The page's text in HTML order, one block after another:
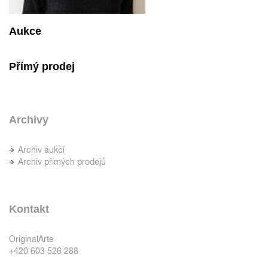
Aukce
Přímý prodej
Archivy
Archiv aukcí
Archiv přímých prodejů
Kontakt
OriginalArte
+420 603 526 288